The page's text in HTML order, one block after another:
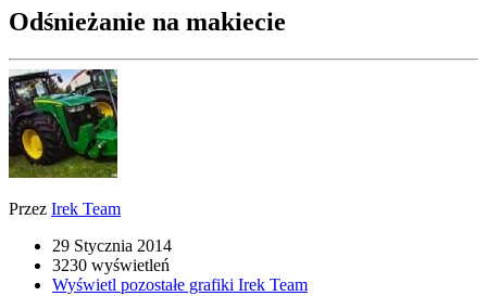
Odśnieżanie na makiecie
Przez Irek Team
29 Stycznia 2014
3230 wyświetleń
Wyświetl pozostałe grafiki Irek Team